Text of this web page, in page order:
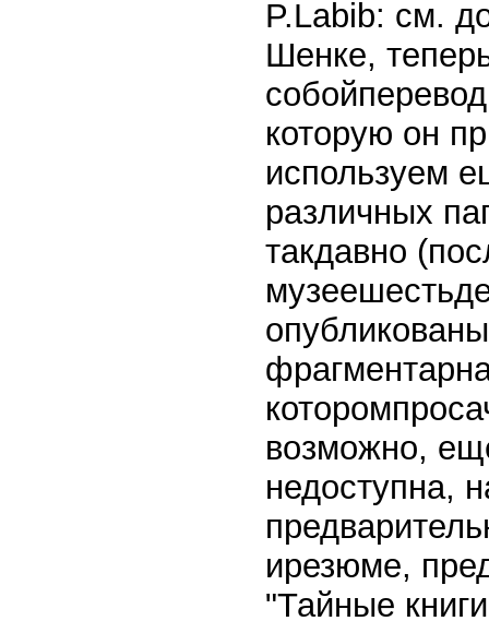
P.Labib: см.
Шенке,
которую он
используем
различных
такдавно
возможно,
недоступна,
ирезюме,
"Тайные